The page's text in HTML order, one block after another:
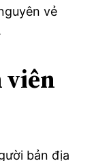
vẻ
viên
bản địa